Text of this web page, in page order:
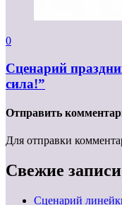
0
Сценарий
сила!”
Отправить
Для отправки
Свежие записи
Cценарий